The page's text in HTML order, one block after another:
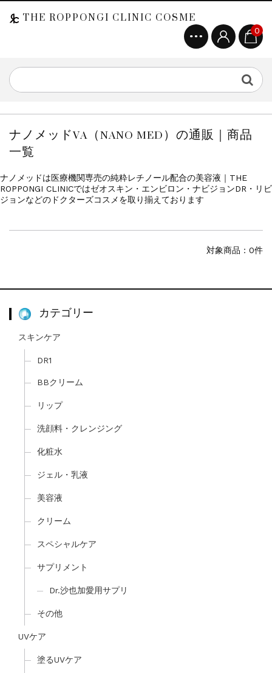
THE ROPPONGI CLINIC COSME
0
ナノメッドVA（NANO MED）の通販｜商品
一覧
ナノメッドは医療機関専売の純粋レチノール配合の美容液｜THE
ROPPONGI CLINICではゼオスキン・エンビロン・ナビジョンDR・リビ
ジョンなどのドクターズコスメを取り揃えております
対象商品：0件
カテゴリー
スキンケア
DR1
BBクリーム
リップ
洗顔料・クレンジング
化粧水
ジェル・乳液
美容液
クリーム
スペシャルケア
サプリメント
Dr.沙也加愛用サプリ
その他
UVケア
塗るUVケア